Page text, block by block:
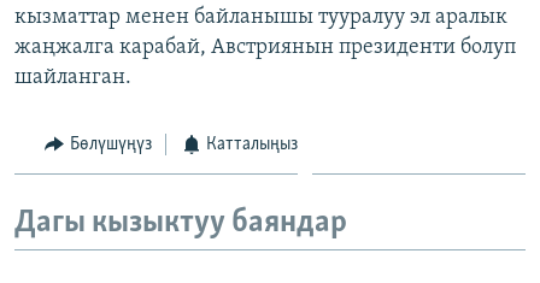
ЫҢГАЙСЫЗ СУРООЛОР
кызматтар менен байланышы тууралуу эл аралык
жаңжалга карабай, Австриянын президенти болуп
шайланган.
Бөлүшүңүз Катталыңыз
Дагы кызыктуу баяндар